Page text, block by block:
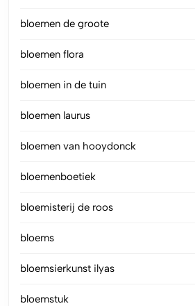
bloemen de groote
bloemen flora
bloemen in de tuin
bloemen laurus
bloemen van hooydonck
bloemenboetiek
bloemisterij de roos
bloems
bloemsierkunst ilyas
bloemstuk